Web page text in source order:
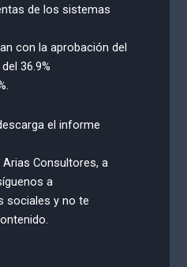
de los sistemas
con la aprobación del
36.9%
el informe
Consultores, a
a
sociales y no te